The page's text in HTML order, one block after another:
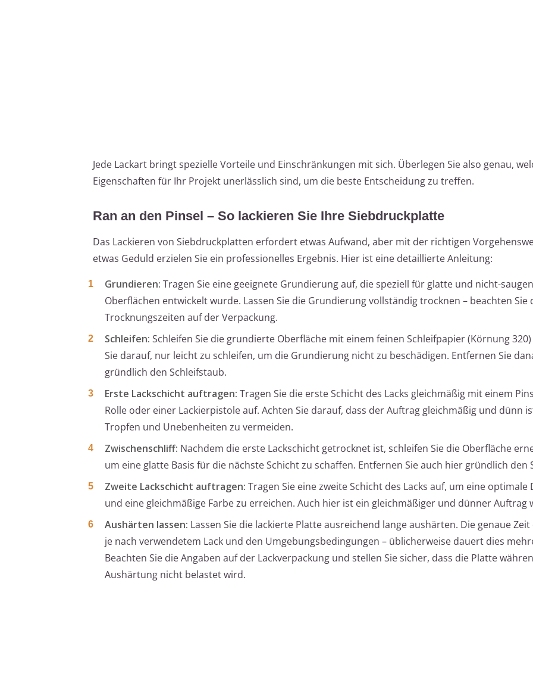
Jede Lackart bringt spezielle Vorteile und Einschränkungen mit sich. Überlegen Sie also genau,
Eigenschaften für Ihr Projekt unerlässlich sind, um die beste Entscheidung zu treffen.
Ran an den Pinsel – So lackieren Sie Ihre Siebdruckplatte
Das Lackieren von Siebdruckplatten erfordert etwas Aufwand, aber mit der richtigen
etwas Geduld erzielen Sie ein professionelles Ergebnis. Hier ist eine detaillierte Anleitung:
Grundieren: Tragen Sie eine geeignete Grundierung auf, die speziell für glatte und nicht-
Oberflächen entwickelt wurde. Lassen Sie die Grundierung vollständig trocknen – beachten Sie
Trocknungszeiten auf der Verpackung.
Schleifen: Schleifen Sie die grundierte Oberfläche mit einem feinen Schleifpapier (Körnung
Sie darauf, nur leicht zu schleifen, um die Grundierung nicht zu beschädigen. Entfernen Sie
gründlich den Schleifstaub.
Erste Lackschicht auftragen: Tragen Sie die erste Schicht des Lacks gleichmäßig mit einem
Rolle oder einer Lackierpistole auf. Achten Sie darauf, dass der Auftrag gleichmäßig und dünn
Tropfen und Unebenheiten zu vermeiden.
Zwischenschliff: Nachdem die erste Lackschicht getrocknet ist, schleifen Sie die Oberfläche
um eine glatte Basis für die nächste Schicht zu schaffen. Entfernen Sie auch hier gründlich den
Zweite Lackschicht auftragen: Tragen Sie eine zweite Schicht des Lacks auf, um eine optimale
und eine gleichmäßige Farbe zu erreichen. Auch hier ist ein gleichmäßiger und dünner Auftrag
Aushärten lassen: Lassen Sie die lackierte Platte ausreichend lange aushärten. Die genaue
je nach verwendetem Lack und den Umgebungsbedingungen – üblicherweise dauert dies
Beachten Sie die Angaben auf der Lackverpackung und stellen Sie sicher, dass die Platte
Aushärtung nicht belastet wird.